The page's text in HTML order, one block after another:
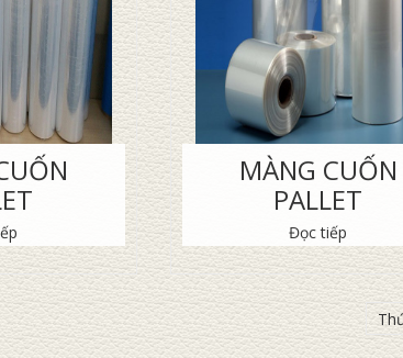
MÀNG CUỐN
PALLET
Đọc tiếp